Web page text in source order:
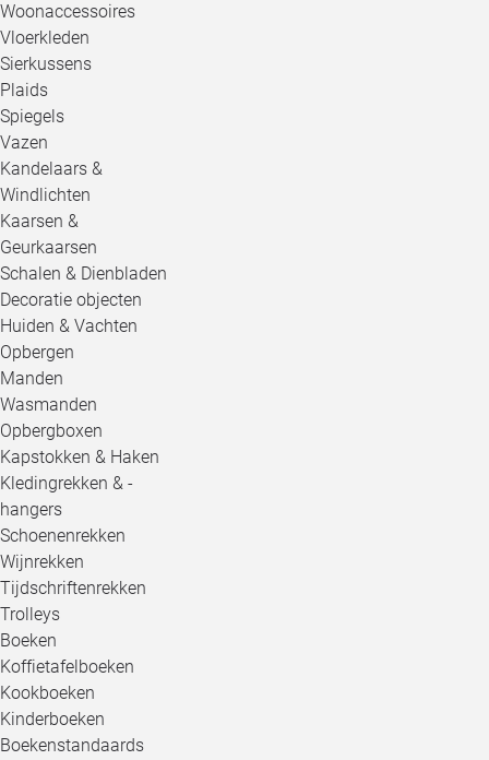
Woonaccessoires
Vloerkleden
Sierkussens
Plaids
Spiegels
Vazen
Kandelaars &
Windlichten
Kaarsen &
Geurkaarsen
Schalen & Dienbladen
Decoratie objecten
Huiden & Vachten
Opbergen
Manden
Wasmanden
Opbergboxen
Kapstokken & Haken
Kledingrekken & -
hangers
Schoenenrekken
Wijnrekken
Tijdschriftenrekken
Trolleys
Boeken
Koffietafelboeken
Kookboeken
Kinderboeken
Boekenstandaards